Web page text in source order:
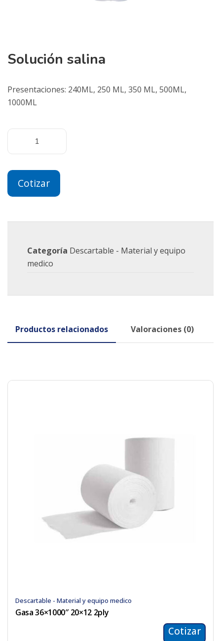
Solución salina
Presentaciones: 240ML, 250 ML, 350 ML, 500ML,
1000ML
Cotizar
Categoría Descartable - Material y equipo
medico
Productos relacionados Valoraciones (0)
Descartable - Material y equipo medico
Gasa 36×1000″ 20×12 2ply
Cotizar